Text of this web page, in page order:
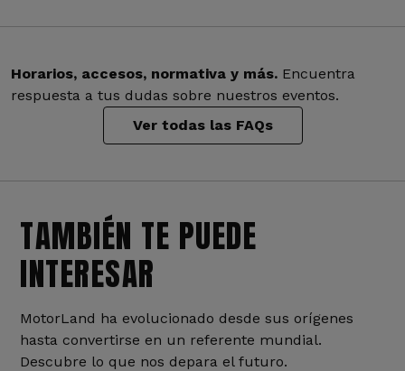
Horarios, accesos, normativa y más. Encuentra
respuesta a tus dudas sobre nuestros eventos.
Ver todas las FAQs
TAMBIÉN TE PUEDE
INTERESAR
MotorLand ha evolucionado desde sus orígenes
hasta convertirse en un referente mundial.
Descubre lo que nos depara el futuro.